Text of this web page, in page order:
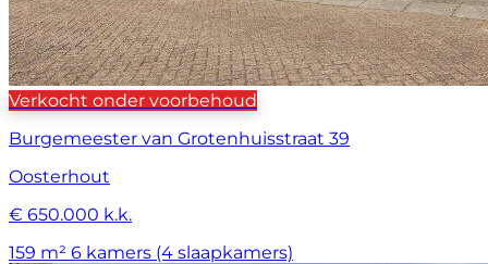
Verkocht onder voorbehoud
Burgemeester van Grotenhuisstraat 39
Oosterhout
€ 650.000 k.k.
159 m² 6 kamers (4 slaapkamers)